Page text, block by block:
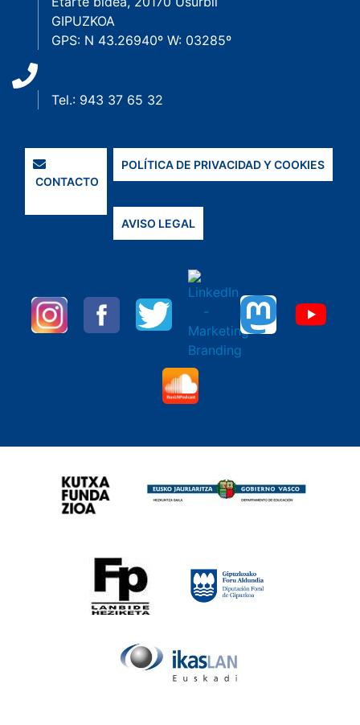
GIPUZKOA
GPS: N 43.26940º W: 03285º
Tel.: 943 37 65 32
CONTACTO
POLÍTICA DE PRIVACIDAD Y COOKIES
AVISO LEGAL